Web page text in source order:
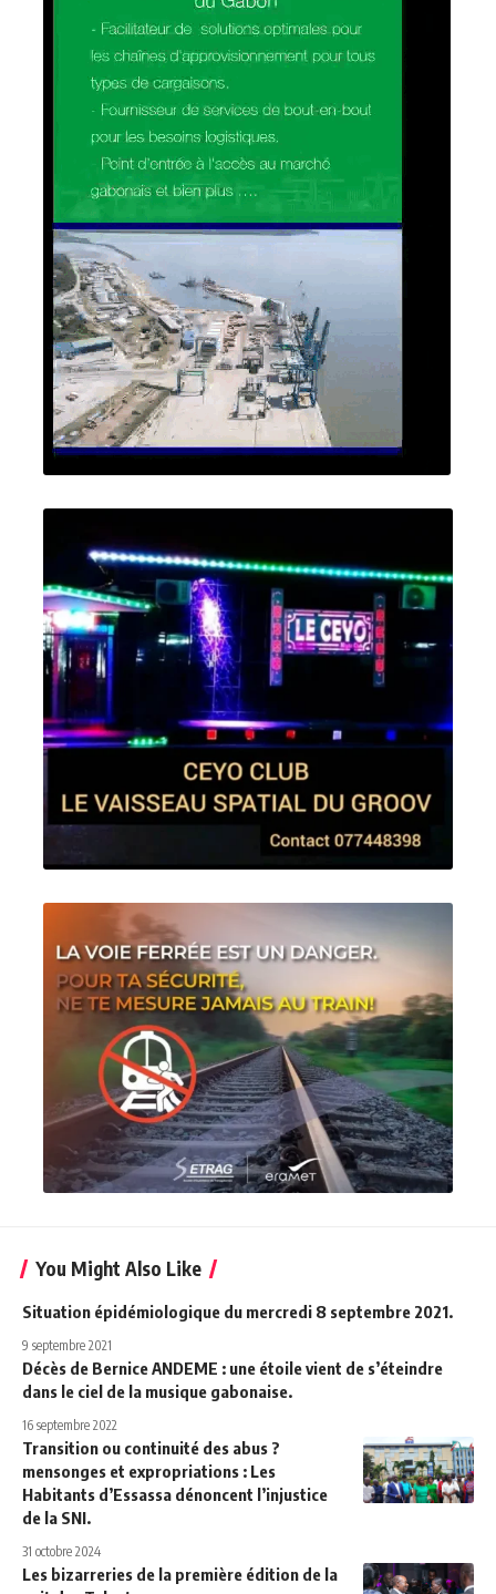
You Might Also Like
Situation épidémiologique du mercredi 8 septembre 2021.
9 septembre 2021
Décès de Bernice ANDEME : une étoile vient de s’éteindre
dans le ciel de la musique gabonaise.
16 septembre 2022
Transition ou continuité des abus ?
mensonges et expropriations : Les
Habitants d’Essassa dénoncent l’injustice
de la SNI.
31 octobre 2024
Les bizarreries de la première édition de la